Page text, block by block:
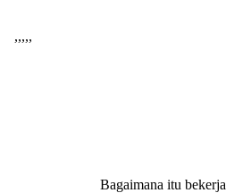
,,,,,
Bagaimana itu bekerja